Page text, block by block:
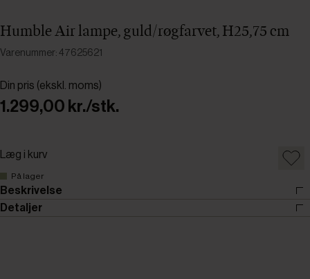
Humble Air lampe, guld/røgfarvet, H25,75 cm
Varenummer: 47625621
Din pris (ekskl. moms)
1.299,00 kr./stk.
Læg i kurv
På lager
Beskrivelse
Detaljer